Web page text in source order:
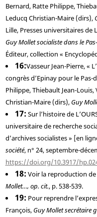
Bernard, RattePhilippe,
Leducq Christian-Maire (dirs),
Lille, Presses universitaires de
Guy Mollet socialiste dans le
Éditeur, collection «
16 VasseurJean-Pierre, «
congrès d’Epinay pour le Pas-
Philippe,ThiebaultJean-Louis,
Christian-Maire (dirs), Guy
17 Sur l’histoire de
universitaire de recherche
d’archives socialistes » [en
société, n° 24, septembre-
https://doi.org/10.3917/
18 Voir la reproduction
Mollet…, op. cit., p. 538-539.
19 Pour reprendre
François, Guy Mollet secrétaire